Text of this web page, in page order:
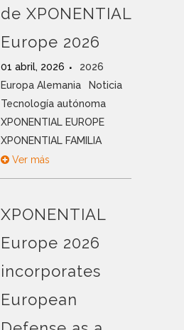
de XPONENTIAL
Europe 2026
01 abril, 2026
2026
Europa Alemania
Noticia
Tecnología autónoma
XPONENTIAL EUROPE
XPONENTIAL FAMILIA
Ver más
XPONENTIAL
Europe 2026
incorporates
European